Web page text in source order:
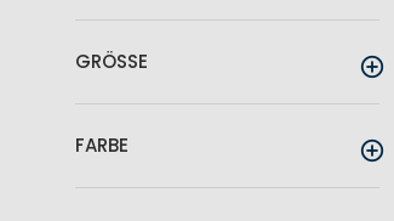
GRÖSSE
FARBE